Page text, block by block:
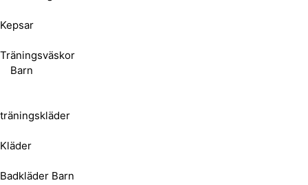
Kepsar
Träningsväskor
Barn
träningskläder
Kläder
Badkläder Barn